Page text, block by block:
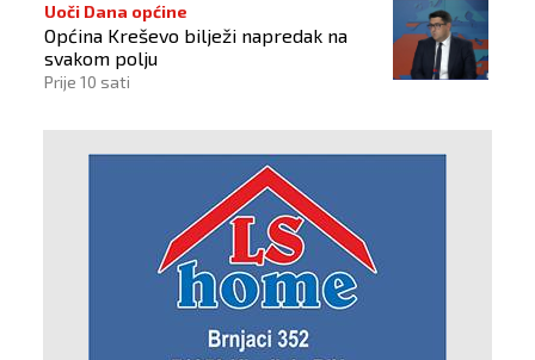
Uoči Dana općine
Općina Kreševo bilježi napredak na
svakom polju
Prije 10 sati